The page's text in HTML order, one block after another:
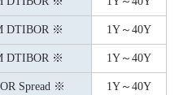
DTIBOR ※ 1Y～40Y
DTIBOR ※ 1Y～40Y
Spread ※ 1Y～40Y